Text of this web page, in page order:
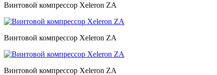
Винтовой компрессор Xeleron ZA
Винтовой компрессор Xeleron ZA
Винтовой компрессор Xeleron ZA